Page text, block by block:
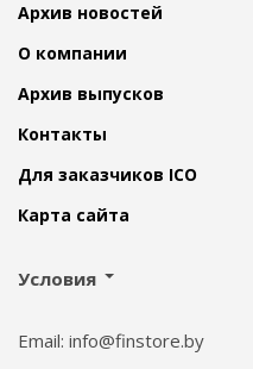
Архив новостей
О компании
Архив выпусков
Контакты
Для заказчиков ICO
Карта сайта
Условия
Email: info@finstore.by